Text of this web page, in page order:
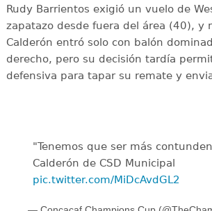
Rudy Barrientos exigió un vuelo de
zapatazo desde fuera del área (40), y
Calderón entró solo con balón
derecho, pero su decisión tardía
defensiva para tapar su remate y
"Tenemos que ser más
Calderón de CSD Municipal ️
pic.twitter.com/MiDcAvdGL2